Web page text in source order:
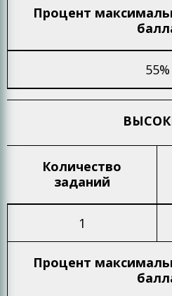
Процент
55%
Количество
заданий
1
Процент